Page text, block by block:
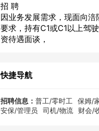
招 聘
因业务发展需求，现面向涪
要求，持有C1或C1以上驾
资待遇面谈，
快捷导航
招聘信息： 普工/零时工 保姆/
安保/管理员
司机/物流 财会/